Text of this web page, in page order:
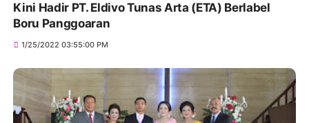
Kini Hadir PT. Eldivo Tunas Arta (ETA) Berlabel
Boru Panggoaran
1/25/2022 03:55:00 PM